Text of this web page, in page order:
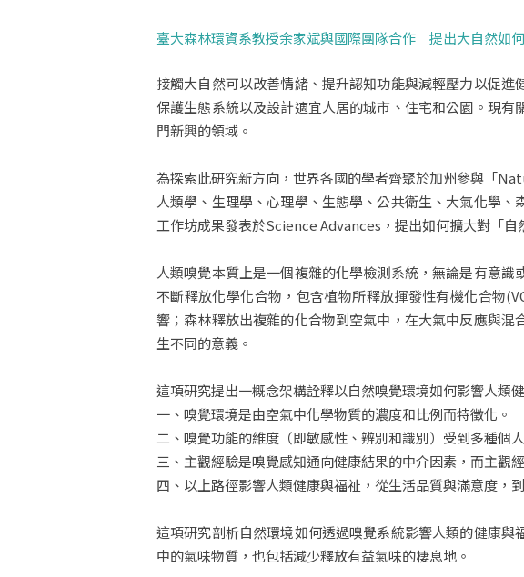
臺大森林環資系教授余家斌與國際團隊合作 提出大自然如
接觸大自然可以改善情緒、提升認知功能與減輕壓力以促
保護生態系統以及設計適宜人居的城市、住宅和公園。現
門新興的領域。
為探索此研究新方向，世界各國的學者齊聚於加州參與「
人類學、生理學、心理學、生態學、公共衛生、大氣化學
工作坊成果發表於Science Advances，提出如何擴大對「自
人類嗅覺本質上是一個複雜的化學檢測系統，無論是有意
不斷釋放化學化合物，包含植物所釋放揮發性有機化合物
響；森林釋放出複雜的化合物到空氣中，在大氣中反應與
生不同的意義。
這項研究提出一概念架構詮釋以自然嗅覺環境如何影響人類
一、嗅覺環境是由空氣中化學物質的濃度和比例而特徵化。
二、嗅覺功能的維度（即敏感性、辨別和識別）受到多種個
三、主觀經驗是嗅覺感知通向健康結果的中介因素，而主觀
四、以上路徑影響人類健康與福祉，從生活品質與滿意度，
這項研究剖析自然環境如何透過嗅覺系統影響人類的健康
中的氣味物質，也包括減少釋放有益氣味的棲息地。